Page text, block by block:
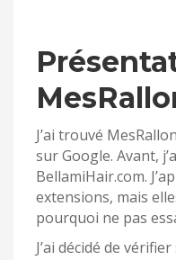
J’ai trouvé
sur Google. Avant,
BellamiHair.com.
extensions, mais
pourquoi ne pas
J’ai décidé de